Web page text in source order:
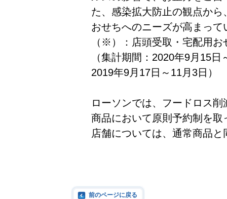
た、感染拡大防止の観点か
おせちへのニーズが高まっ
（※）：店頭受取・宅配用
（集計期間：2020年9月15
2019年9月17日～11月3日）
ローソンでは、フードロス
商品において原則予約制を
店舗については、通常商品
前のページに戻る